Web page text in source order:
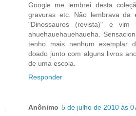
Google me lembrei desta
gravuras etc. Não lembrava da
"Dinossauros (revista)" e
ahuehauehauehaueha.
tenho mais nenhum exemplar
doado junto com alguns livros
de uma escola.
Responder
Anônimo 5 de julho de 2010 às